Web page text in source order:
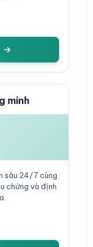
minh
sâu 24/7 cùng
chứng và định